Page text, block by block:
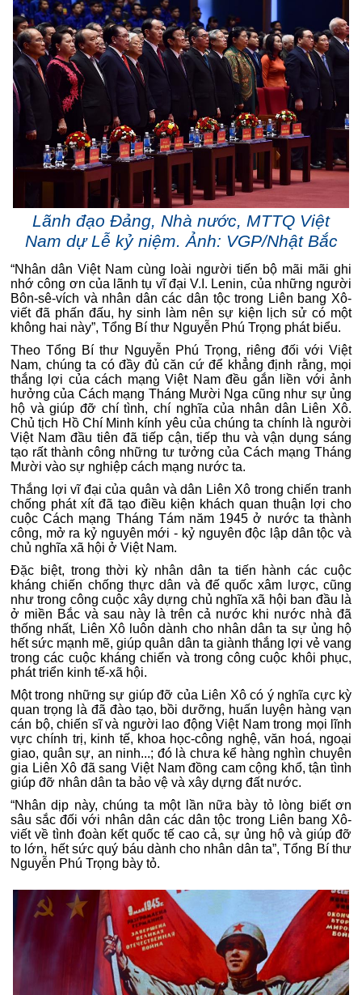
Lãnh đạo Đảng, Nhà nước, MTTQ Việt
Nam dự Lễ kỷ niệm. Ảnh: VGP/Nhật Bắc
“Nhân dân Việt Nam cùng loài người tiến bộ mãi mãi ghi
nhớ công ơn của lãnh tụ vĩ đại V.I. Lenin, của những người
Bôn-sê-vích và nhân dân các dân tộc trong Liên bang Xô-
viết đã phấn đấu, hy sinh làm nên sự kiện lịch sử có một
không hai này”, Tổng Bí thư Nguyễn Phú Trọng phát biểu.
Theo Tổng Bí thư Nguyễn Phú Trọng, riêng đối với Việt
Nam, chúng ta có đầy đủ căn cứ để khẳng định rằng, mọi
thắng lợi của cách mạng Việt Nam đều gắn liền với ảnh
hưởng của Cách mạng Tháng Mười Nga cũng như sự ủng
hộ và giúp đỡ chí tình, chí nghĩa của nhân dân Liên Xô.
Chủ tịch Hồ Chí Minh kính yêu của chúng ta chính là người
Việt Nam đầu tiên đã tiếp cận, tiếp thu và vận dụng sáng
tạo rất thành công những tư tưởng của Cách mạng Tháng
Mười vào sự nghiệp cách mạng nước ta.
Thắng lợi vĩ đại của quân và dân Liên Xô trong chiến tranh
chống phát xít đã tạo điều kiện khách quan thuận lợi cho
cuộc Cách mạng Tháng Tám năm 1945 ở nước ta thành
công, mở ra kỷ nguyên mới - kỷ nguyên độc lập dân tộc và
chủ nghĩa xã hội ở Việt Nam.
Đặc biệt, trong thời kỳ nhân dân ta tiến hành các cuộc
kháng chiến chống thực dân và đế quốc xâm lược, cũng
như trong công cuộc xây dựng chủ nghĩa xã hội ban đầu là
ở miền Bắc và sau này là trên cả nước khi nước nhà đã
thống nhất, Liên Xô luôn dành cho nhân dân ta sự ủng hộ
hết sức mạnh mẽ, giúp quân dân ta giành thắng lợi vẻ vang
trong các cuộc kháng chiến và trong công cuộc khôi phục,
phát triển kinh tế-xã hội.
Một trong những sự giúp đỡ của Liên Xô có ý nghĩa cực kỳ
quan trọng là đã đào tạo, bồi dưỡng, huấn luyện hàng vạn
cán bộ, chiến sĩ và người lao động Việt Nam trong mọi lĩnh
vực chính trị, kinh tế, khoa học-công nghệ, văn hoá, ngoại
giao, quân sự, an ninh...; đó là chưa kể hàng nghìn chuyên
gia Liên Xô đã sang Việt Nam đồng cam cộng khổ, tận tình
giúp đỡ nhân dân ta bảo vệ và xây dựng đất nước.
“Nhân dịp này, chúng ta một lần nữa bày tỏ lòng biết ơn
sâu sắc đối với nhân dân các dân tộc trong Liên bang Xô-
viết về tình đoàn kết quốc tế cao cả, sự ủng hộ và giúp đỡ
to lớn, hết sức quý báu dành cho nhân dân ta”, Tổng Bí thư
Nguyễn Phú Trọng bày tỏ.